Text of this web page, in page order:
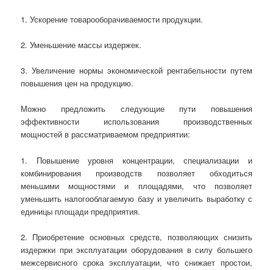
1. Ускорение товарооборачиваемости продукции.
2. Уменьшение массы издержек.
3. Увеличение нормы экономической рентабельности путем
повышения цен на продукцию.
Можно предложить следующие пути повышения
эффективности использования производственных
мощностей в рассматриваемом предприятии:
1. Повышение уровня концентрации, специализации и
комбинирования производств позволяет обходиться
меньшими мощностями и площадями, что позволяет
уменьшить налогооблагаемую базу и увеличить выработку с
единицы площади предприятия.
2. Приобретение основных средств, позволяющих снизить
издержки при эксплуатации оборудования в силу большего
межсервисного срока эксплуатации, что снижает простои,